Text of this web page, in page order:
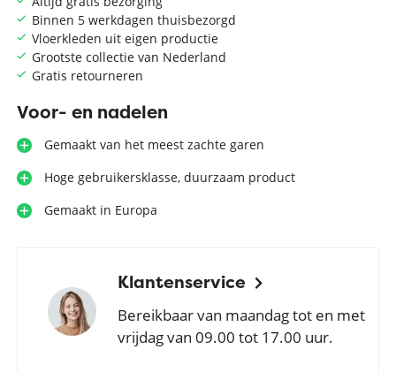
Binnen 5 werkdagen thuisbezorgd
Vloerkleden uit eigen productie
Grootste collectie van Nederland
Gratis retourneren
Voor- en nadelen
Gemaakt van het meest zachte garen
Hoge gebruikersklasse, duurzaam product
Gemaakt in Europa
Klantenservice
Bereikbaar van maandag tot en met
vrijdag van 09.00 tot 17.00 uur.